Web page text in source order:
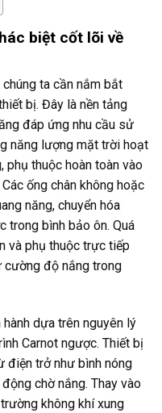
biệt cốt lõi về
ta cần nắm bắt
bị. Đây là nền tảng
đáp ứng nhu cầu sử
năng lượng mặt trời hoạt
thuộc hoàn toàn vào
ống chân không hoặc
năng, chuyển hóa
trong bình bảo ôn. Quá
và phụ thuộc trực tiếp
cường độ nắng trong
hành dựa trên nguyên lý
Carnot ngược. Thiết bị
điện trở như bình nóng
chờ nắng. Thay vào
không khí xung